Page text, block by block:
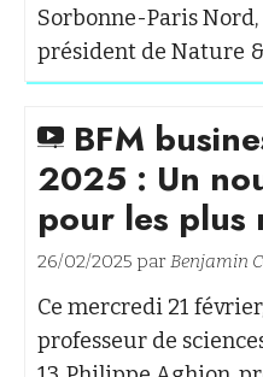
Sorbonne-Paris Nord,
président de Nature
BFM
2025 : Un
pour les plus
26/02/2025 parBenjamin
Ce mercredi 21
professeur de